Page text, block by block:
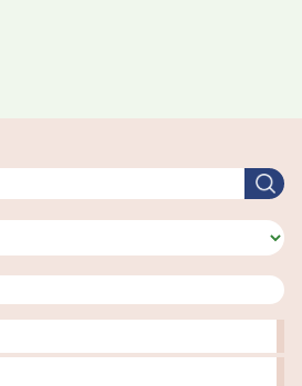
搜
尋